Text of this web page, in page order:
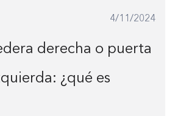
4/11/2024
derecha o puerta
¿qué es